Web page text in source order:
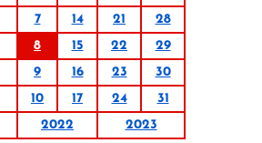
7 14 21
28
8 15 22
29
9 16 23
30
10 17 24
31
2022 2023